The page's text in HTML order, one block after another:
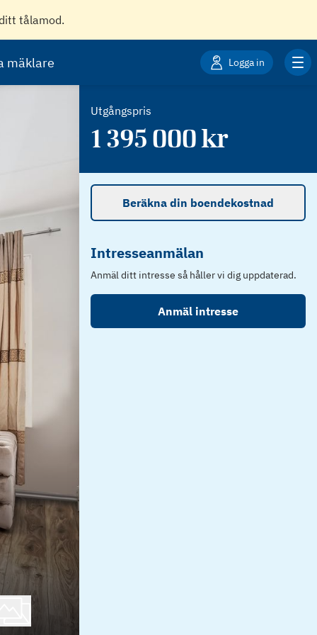
tålamod.
mäklare Logga in
Utgångspris
1 395 000kr
Beräkna din boendekostnad
Intresseanmälan
Anmäl ditt intresse så håller vi dig uppdaterad.
Anmäl intresse